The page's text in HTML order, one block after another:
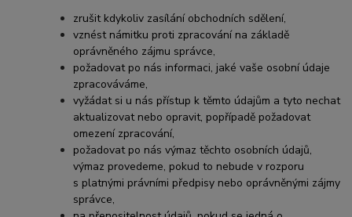
zrušit kdykoliv zasílání obchodních sdělení,
vznést námitku proti zpracování na základě
oprávněného zájmu správce,
požadovat po nás informaci, jaké vaše osobní údaje
zpracováváme,
vyžádat si u nás přístup k těmto údajům a tyto nechat
aktualizovat nebo opravit, popřípadě požadovat
omezení zpracování,
požadovat po nás výmaz těchto osobních údajů,
výmaz provedeme, pokud to nebude v rozporu
s platnými právními předpisy nebo oprávněnými zájmy
správce,